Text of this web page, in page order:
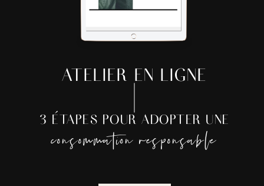
ATELIER EN LIGNE
3 ÉTAPES POUR ADOPTER UNE
consommation responsable